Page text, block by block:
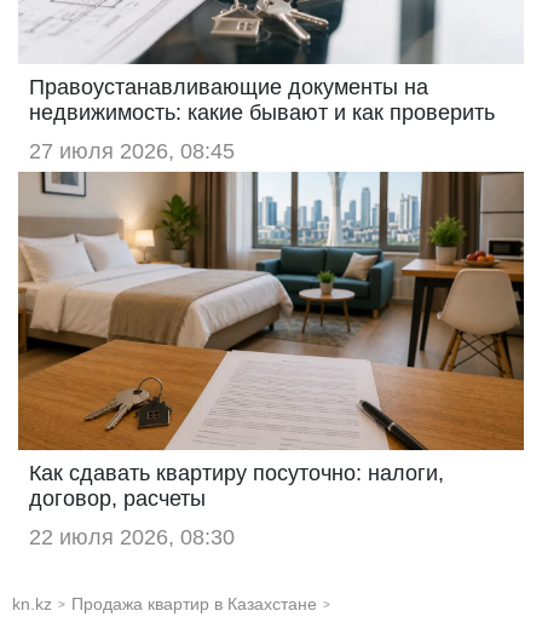
Правоустанавливающие документы на
недвижимость: какие бывают и как проверить
27 июля 2026, 08:45
Как сдавать квартиру посуточно: налоги,
договор, расчеты
22 июля 2026, 08:30
kn.kz > Продажа квартир в Казахстане >